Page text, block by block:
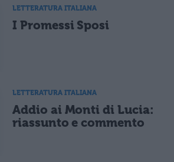
LETTERATURA ITALIANA
I Promessi Sposi
LETTERATURA ITALIANA
Addio ai Monti di Lucia:
riassunto e commento